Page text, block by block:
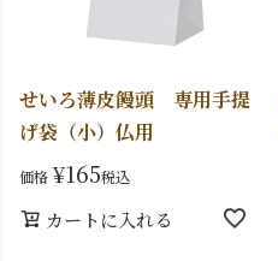
せいろ薄皮饅頭 専用手提
げ袋（小）仏用
価格 ¥165税込
カートに入れる